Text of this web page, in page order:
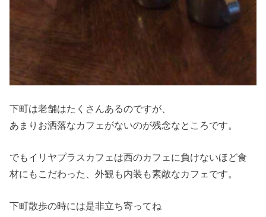
下町は老舗はたくさんあるのですが、
あまりお洒落なカフェがないのが残念なところです。
でもイリヤプラスカフェは西のカフェに負けないほど食
材にもこだわった、外観も内装も素敵なカフェです。
下町散歩の時には是非立ち寄ってね